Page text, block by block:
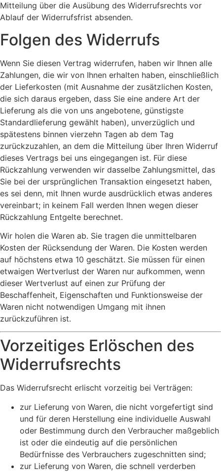
Mitteilung über die Ausübung des Widerrufsrechts vor
Ablauf der Widerrufsfrist absenden.
Folgen des Widerrufs
Wenn Sie diesen Vertrag widerrufen, haben wir Ihnen alle
Zahlungen, die wir von Ihnen erhalten haben, einschließlich
der Lieferkosten (mit Ausnahme der zusätzlichen Kosten,
die sich daraus ergeben, dass Sie eine andere Art der
Lieferung als die von uns angebotene, günstigste
Standardlieferung gewählt haben), unverzüglich und
spätestens binnen vierzehn Tagen ab dem Tag
zurückzuzahlen, an dem die Mitteilung über Ihren Widerruf
dieses Vertrags bei uns eingegangen ist. Für diese
Rückzahlung verwenden wir dasselbe Zahlungsmittel, das
Sie bei der ursprünglichen Transaktion eingesetzt haben,
es sei denn, mit Ihnen wurde ausdrücklich etwas anderes
vereinbart; in keinem Fall werden Ihnen wegen dieser
Rückzahlung Entgelte berechnet.
Wir holen die Waren ab. Sie tragen die unmittelbaren
Kosten der Rücksendung der Waren. Die Kosten werden
auf höchstens etwa 10 geschätzt. Sie müssen für einen
etwaigen Wertverlust der Waren nur aufkommen, wenn
dieser Wertverlust auf einen zur Prüfung der
Beschaffenheit, Eigenschaften und Funktionsweise der
Waren nicht notwendigen Umgang mit ihnen
zurückzuführen ist.
Vorzeitiges Erlöschen des
Widerrufsrechts
Das Widerrufsrecht erlischt vorzeitig bei Verträgen:
zur Lieferung von Waren, die nicht vorgefertigt sind
und für deren Herstellung eine individuelle Auswahl
oder Bestimmung durch den Verbraucher maßgeblich
ist oder die eindeutig auf die persönlichen
Bedürfnisse des Verbrauchers zugeschnitten sind;
zur Lieferung von Waren, die schnell verderben